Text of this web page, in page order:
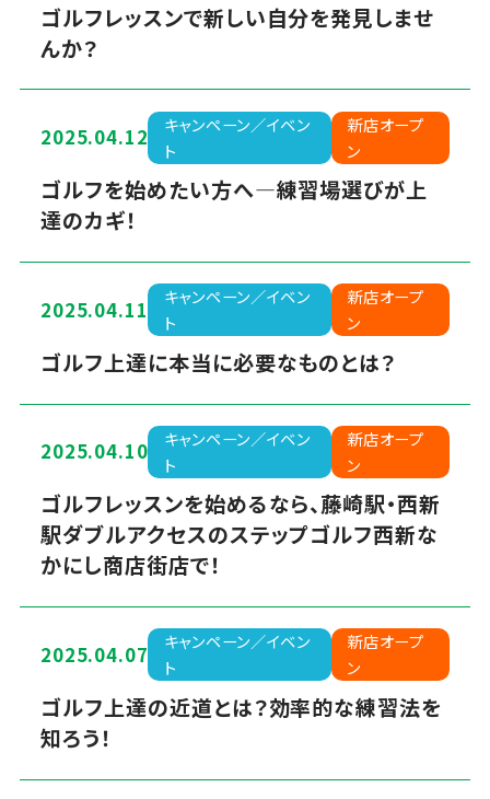
ゴルフレッスンで新しい自分を発見しませ
んか？
2025.04.12
キャンペーン／イベン
ト
新店オープ
ン
ゴルフを始めたい方へ―練習場選びが上
達のカギ！
2025.04.11
キャンペーン／イベン
ト
新店オープ
ン
ゴルフ上達に本当に必要なものとは？
2025.04.10
キャンペーン／イベン
ト
新店オープ
ン
ゴルフレッスンを始めるなら、藤崎駅・西新
駅ダブルアクセスのステップゴルフ西新な
かにし商店街店で！
2025.04.07
キャンペーン／イベン
ト
新店オープ
ン
ゴルフ上達の近道とは？効率的な練習法を
知ろう！